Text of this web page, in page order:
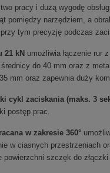
pracy i dużą wygodę
pomiędzy narzędziem, a
tym precyzję podczas
21 kN umożliwia łączenie rur
średnicy do 40 mm oraz z
mm oraz zapewnia duży
cykl zaciskania (maks. 3
postęp prac.
w zakresie 360°
w ciasnych przestrzeniach
powierzchni szczęk do złączki